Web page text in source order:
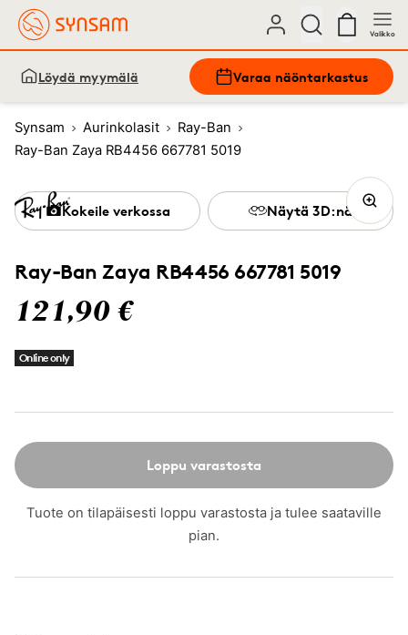
Valikko
Löydä myymälä Varaa näöntarkastus
Synsam Aurinkolasit
Ray-Ban
Ray-Ban Zaya RB4456 667781 5019
Ray-Ban Zaya RB4456 667781 5019
121,90 €
Online only
Loppu varastosta
Tuote on tilapäisesti loppu varastosta ja tulee saataville
pian.
Kokeile verkossa Näytä 3D:nä